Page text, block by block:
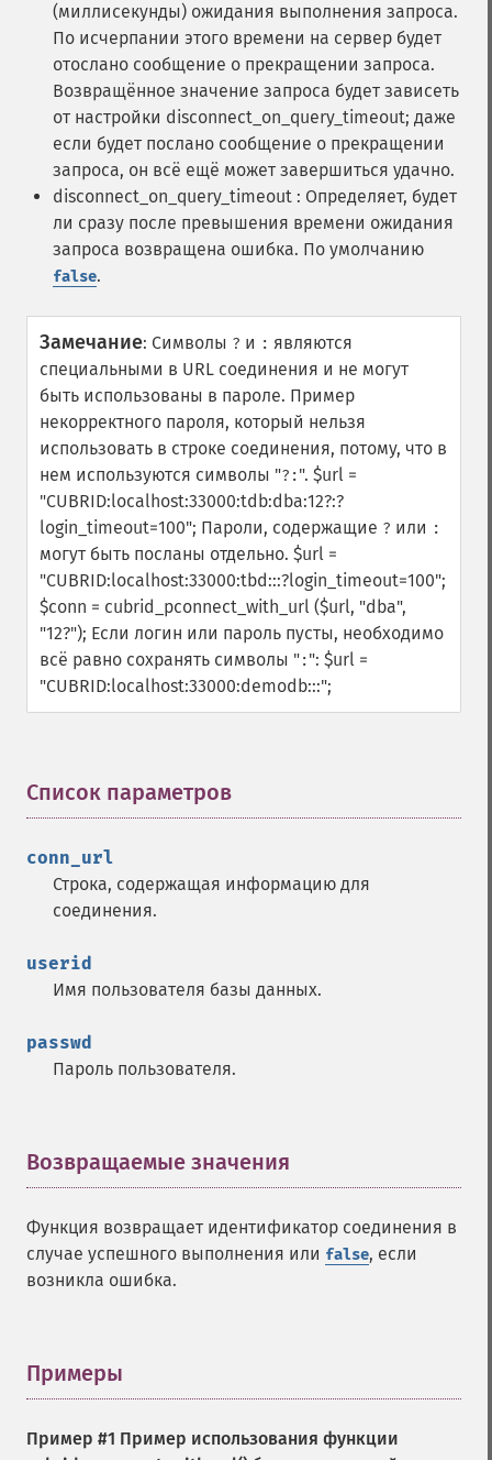
(миллисекунды) ожидания выполнения запроса.
По исчерпании этого времени на сервер будет
отослано сообщение о прекращении запроса.
Возвращённое значение запроса будет зависеть
от настройки disconnect_on_query_timeout; даже
если будет послано сообщение о прекращении
запроса, он всё ещё может завершиться удачно.
disconnect_on_query_timeout : Определяет, будет
ли сразу после превышения времени ожидания
запроса возвращена ошибка. По умолчанию
false.
Замечание: Символы ? и : являются
специальными в URL соединения и не могут
быть использованы в пароле. Пример
некорректного пароля, который нельзя
использовать в строке соединения, потому, что в
нем используются символы "?:". $url =
"CUBRID:localhost:33000:tdb:dba:12?:?
login_timeout=100"; Пароли, содержащие ? или :
могут быть посланы отдельно. $url =
"CUBRID:localhost:33000:tbd:::?login_timeout=100";
$conn = cubrid_pconnect_with_url ($url, "dba",
"12?"); Если логин или пароль пусты, необходимо
всё равно сохранять символы ":": $url =
"CUBRID:localhost:33000:demodb:::";
Список параметров
conn_url
Строка, содержащая информацию для
соединения.
userid
Имя пользователя базы данных.
passwd
Пароль пользователя.
Возвращаемые значения
Функция возвращает идентификатор соединения в
случае успешного выполнения или false, если
возникла ошибка.
Примеры
Пример #1 Пример использования функции